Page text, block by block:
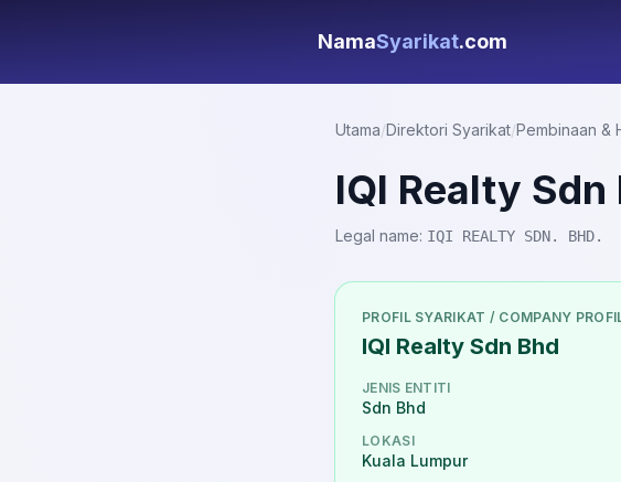
NamaSyarikat.com
Utama/Direktori Syarikat/Pembinaan &
IQI Realty Sdn
Legal name: IQI REALTY SDN. BHD.
PROFIL SYARIKAT / COMPANY
IQI Realty Sdn Bhd
JENIS ENTITI
Sdn Bhd
LOKASI
Kuala Lumpur